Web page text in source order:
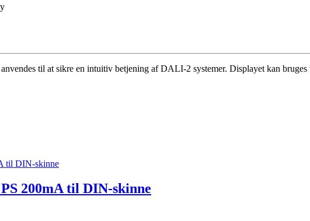
til at sikre en intuitiv betjening af DALI-2 systemer. Displayet kan
200mA til DIN-skinne